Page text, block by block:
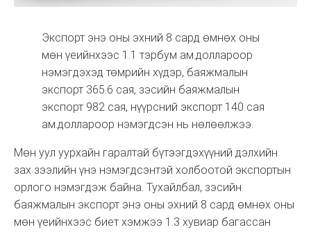
Экспорт энэ оны эхний 8 сард өмнөх оны
мөн үеийнхээс 1.1 тэрбум ам.доллароор
нэмэгдэхэд төмрийн хүдэр, баяжмалын
экспорт 365.6 сая, зэсийн баяжмалын
экспорт 982 сая, нүүрсний экспорт 140 сая
ам.доллароор нэмэгдсэн нь нөлөөлжээ.
Мөн уул уурхайн гаралтай бүтээгдэхүүний дэлхийн
зах зээлийн үнэ нэмэгдсэнтэй холбоотой экспортын
орлого нэмэгдэж байна. Тухайлбал, зэсийн
баяжмалын экспорт энэ оны эхний 8 сард өмнөх оны
мөн үеийнхээс биет хэмжээ 1.3 хувиар багассан